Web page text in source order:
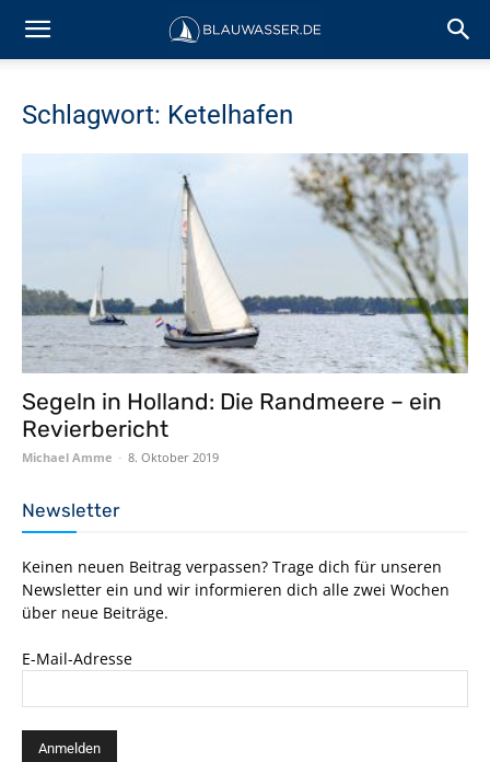
Schlagwort: Ketelhafen
Segeln in Holland: Die Randmeere – ein
Revierbericht
Michael Amme - 8. Oktober 2019
Newsletter
Keinen neuen Beitrag verpassen? Trage dich für unseren
Newsletter ein und wir informieren dich alle zwei Wochen
über neue Beiträge.
E-Mail-Adresse